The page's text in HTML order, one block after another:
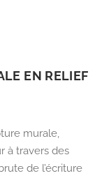
EN RELIEF
murale,
à travers des
de l’écriture